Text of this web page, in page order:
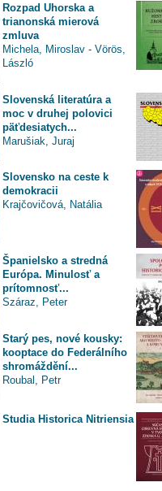
Rozpad Uhorska a
trianonská mierová
zmluva
Michela, Miroslav - Vörös,
László
Slovenská literatúra a
moc v druhej polovici
päťdesiatych...
Marušiak, Juraj
Slovensko na ceste k
demokracii
Krajčovičová, Natália
Španielsko a stredná
Európa. Minulosť a
prítomnosť...
Száraz, Peter
Starý pes, nové kousky:
kooptace do Federálního
shromáždění...
Roubal, Petr
Studia Historica Nitriensia